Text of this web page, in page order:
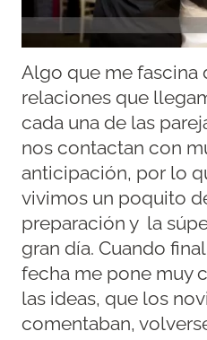
Algo que me fascina
relaciones que
cada una de las
nos contactan con
anticipación, por lo
vivimos un poquito
preparación y la
gran día. Cuando
fecha me pone muy
las ideas, que los
comentaban,